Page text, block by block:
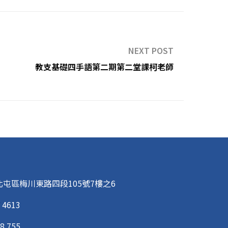
NEXT POST
教支基礎四手語第二期第二堂課柯老師
屯區梅川東路四段105號7樓之6